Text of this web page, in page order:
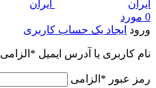
0 مورد
ورود ایجاد یک حساب کاربری
نام کاربری یا آدرس ایمیل * الزامی
رمز عبور * الزامی